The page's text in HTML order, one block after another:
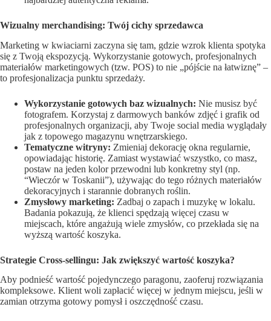
Wizualny merchandising: Twój cichy sprzedawca
Marketing w kwiaciarni zaczyna się tam, gdzie wzrok klienta spotyka
się z Twoją ekspozycją. Wykorzystanie gotowych, profesjonalnych
materiałów marketingowych (tzw. POS) to nie „pójście na łatwiznę” –
to profesjonalizacja punktu sprzedaży.
Wykorzystanie gotowych baz wizualnych: Nie musisz być
fotografem. Korzystaj z darmowych banków zdjęć i grafik od
profesjonalnych organizacji, aby Twoje social media wyglądały
jak z topowego magazynu wnętrzarskiego.
Tematyczne witryny: Zmieniaj dekorację okna regularnie,
opowiadając historię. Zamiast wystawiać wszystko, co masz,
postaw na jeden kolor przewodni lub konkretny styl (np.
“Wieczór w Toskanii”), używając do tego różnych materiałów
dekoracyjnych i starannie dobranych roślin.
Zmysłowy marketing: Zadbaj o zapach i muzykę w lokalu.
Badania pokazują, że klienci spędzają więcej czasu w
miejscach, które angażują wiele zmysłów, co przekłada się na
wyższą wartość koszyka.
Strategie Cross-sellingu: Jak zwiększyć wartość koszyka?
Aby podnieść wartość pojedynczego paragonu, zaoferuj rozwiązania
kompleksowe. Klient woli zapłacić więcej w jednym miejscu, jeśli w
zamian otrzyma gotowy pomysł i oszczędność czasu.